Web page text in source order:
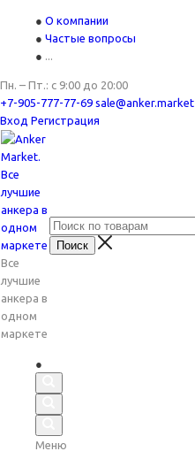
О компании
Частые вопросы
...
Пн. – Пт.: с 9:00 до 20:00
+7-905-777-77-69 sale@anker.market
Вход Регистрация
Все
лучшие
анкера в
одном
маркете
Меню